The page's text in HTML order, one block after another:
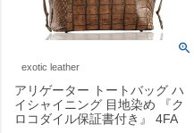
exotic leather
アリゲーター トートバッグ ハ
イシャイニング 目地染め 『ク
ロコダイル保証書付き』 4FA